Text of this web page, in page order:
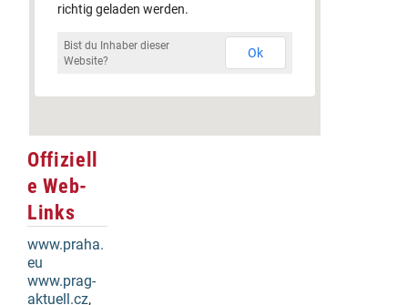
richtig geladen werden.
Bist du Inhaber dieser
Website?
Ok
Offiziell
e Web-
Links
www.praha.
eu
www.prag-
aktuell.cz,